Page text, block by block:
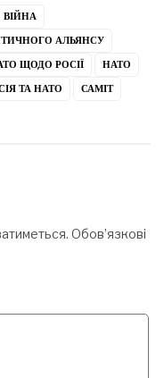
ВІЙНА
АЛЬЯНСУ
ЩОДО РОСІЇ
НАТО
ТА НАТО
САМІТ
Обов’язкові